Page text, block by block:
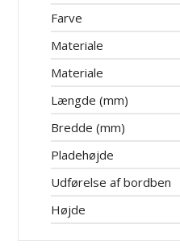
Farve
Materiale
Materiale
Længde (mm)
Bredde (mm)
Pladehøjde
Udførelse af bordben
Højde